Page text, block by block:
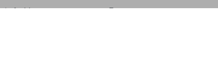
Lofty Manner
Zoso